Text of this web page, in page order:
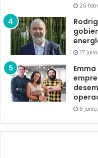
25
17
6